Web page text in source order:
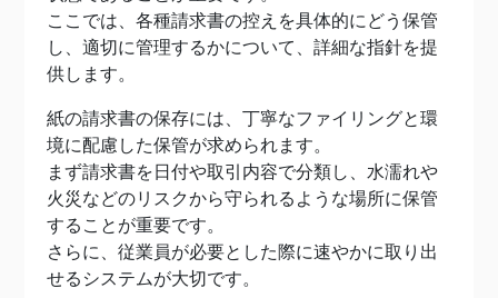
ここでは、各種請求書の控えを具体的にどう保管
し、適切に管理するかについて、詳細な指針を提
供します。
紙の請求書の保存には、丁寧なファイリングと環
境に配慮した保管が求められます。
まず請求書を日付や取引内容で分類し、水濡れや
火災などのリスクから守られるような場所に保管
することが重要です。
さらに、従業員が必要とした際に速やかに取り出
せるシステムが大切です。